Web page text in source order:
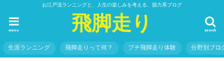
お江戸流ランニングと、人生の楽しみを考える、脱力系ブログ
飛脚走り search
menu
生涯ランニング 飛脚走りって何？ プチ飛脚走り体験 分野別ブロ